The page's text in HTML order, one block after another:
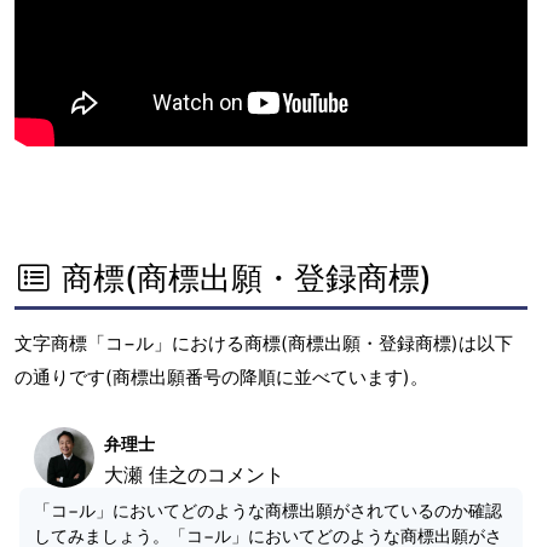
商標(商標出願・登録商標)
文字商標「コ−ル」における商標(商標出願・登録商標)は以下
の通りです(商標出願番号の降順に並べています)。
弁理士
大瀬 佳之のコメント
「コ−ル」においてどのような商標出願がされているのか確認
してみましょう。「コ−ル」においてどのような商標出願がさ